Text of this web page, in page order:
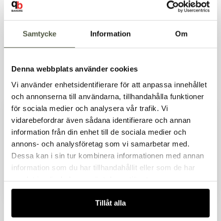
Samtycke Information Om
Denna webbplats använder cookies
Vi använder enhetsidentifierare för att anpassa innehållet
och annonserna till användarna, tillhandahålla funktioner
för sociala medier och analysera vår trafik. Vi
vidarebefordrar även sådana identifierare och annan
information från din enhet till de sociala medier och
annons- och analysföretag som vi samarbetar med.
Dessa kan i sin tur kombinera informationen med annan
information som du har tillhandahållit eller som de har
Tillåt alla
Utstickarsats 24
delar
313kr
Exkl. moms
I lager
Utstickarsats
snöflinga rund rostfri
5-del
Artnr. 12753
175kr
Exkl. moms
I lager
Välkommen till Bakers!
Handlar du som företag eller privatperson?
Fortsätt som privatperson